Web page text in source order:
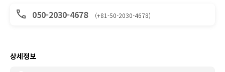
050-2030-4678 (+81-50-2030-4678)
상세정보